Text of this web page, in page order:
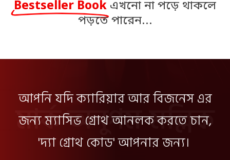
Bestseller Book এখনো না পড়ে থাকলে
পড়তে পারেন...
আপনি যদিক্যারিয়ারআরবিজনেসএর
জন্যম্যাসিভ গ্রোথআনলক করতে চান,
'দ্যা গ্রোথ কোড' আপনার জন্য।